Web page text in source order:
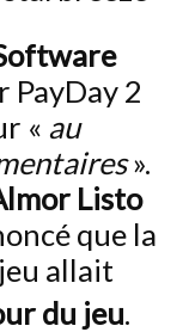
2
« au
».
Listo
que la
allait
du jeu.